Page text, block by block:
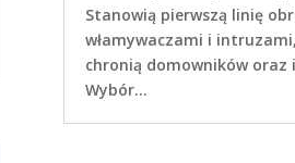
Stanowią pierwszą linię
włamywaczami i
chronią domowników oraz
Wybór...